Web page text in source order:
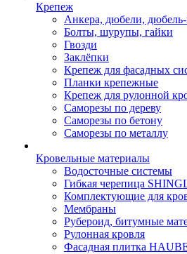
Крепеж
Анкера, дюбели, дюбель-
Болты, шурупы, гайки
Гвозди
Заклёпки
Крепеж для фасадных
Планки крепежные
Крепеж для рулонной
Саморезы по дереву
Саморезы по бетону
Саморезы по металлу
Кровельные материалы
Водосточные системы
Гибкая черепица
Комплектующие для
Мембраны
Рубероид, битумные
Рулонная кровля
Фасадная плитка